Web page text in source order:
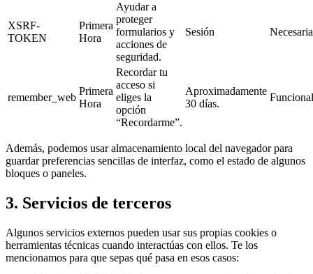
XSRF-
TOKEN
Primera
Hora
Ayudar a
proteger
formularios y
acciones de
seguridad.
Sesión Necesaria
remember_web
Primera
Hora
Recordar tu
acceso si
eliges la
opción
“Recordarme”.
Aproximadamente
30 días.
Funcional
Además, podemos usar almacenamiento local del navegador para
guardar preferencias sencillas de interfaz, como el estado de algunos
bloques o paneles.
3. Servicios de terceros
Algunos servicios externos pueden usar sus propias cookies o
herramientas técnicas cuando interactúas con ellos. Te los
mencionamos para que sepas qué pasa en esos casos: